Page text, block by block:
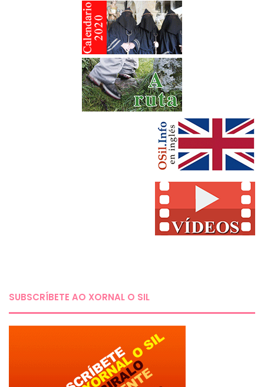
SUBSCRÍBETE AO XORNAL O SIL